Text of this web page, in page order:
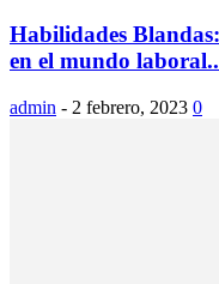
Habilidades
en el mundo
admin - 2 febrero, 2023 0